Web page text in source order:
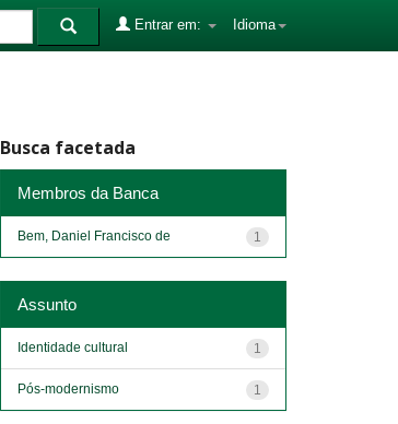
Idioma
Entrar em:
Busca facetada
Membros da Banca
1
Bem, Daniel Francisco de
Assunto
1
Identidade cultural
1
Pós-modernismo